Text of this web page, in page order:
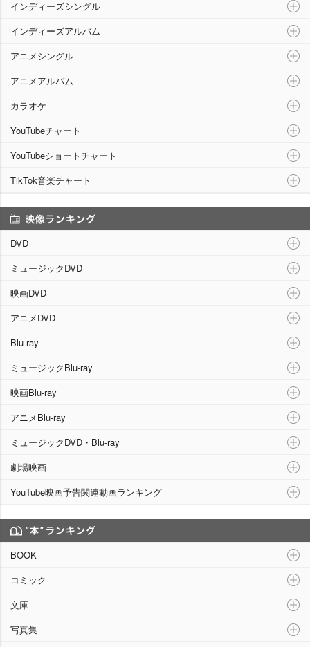
インディーズシングル
インディーズアルバム
アニメシングル
アニメアルバム
カラオケ
YouTubeチャート
YouTubeショートチャート
TikTok音楽チャート
DVD
ミュージックDVD
映画DVD
アニメDVD
Blu-ray
ミュージックBlu-ray
映画Blu-ray
アニメBlu-ray
ミュージックDVD・Blu-ray
劇場映画
YouTube映画予告関連動画ランキング
BOOK
コミック
文庫
写真集